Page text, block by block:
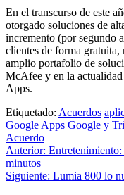
En el transcurso de este
otorgado soluciones de
incremento (por segundo
clientes de forma gratuita,
amplio portafolio de
McAfee y en la
Apps.
Etiquetado: Acuerdos
Google Apps Google y
Acuerdo
Navegación
de
Anterior:
minutos
Siguiente: Lumia 800 lo